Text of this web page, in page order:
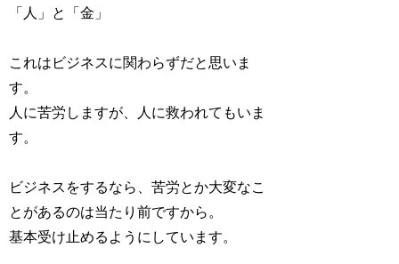
「人」と「金」
これはビジネスに関わらずだと思いま
す。
人に苦労しますが、人に救われてもいま
す。
ビジネスをするなら、苦労とか大変なこ
とがあるのは当たり前ですから。
基本受け止めるようにしています。